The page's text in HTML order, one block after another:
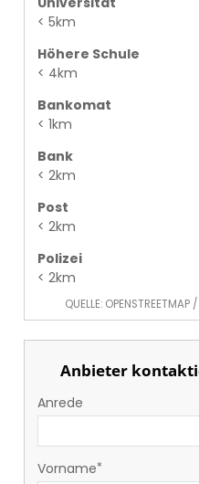
< 5km
Höhere Schule
< 4km
Bankomat
< 1km
Bank
< 2km
Post
< 2km
Polizei
< 2km
QUELLE:
Anbieter
Anrede
Vorname